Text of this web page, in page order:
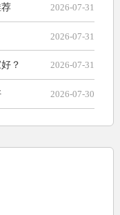
2026-07-31
2026-07-31
？ 2026-07-31
2026-07-30